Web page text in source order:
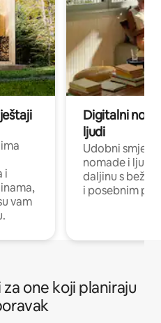
i
vam
Digitalni
ljudi
Udobni
nomade i ljude
daljinu s
i posebnim
one koji planiraju